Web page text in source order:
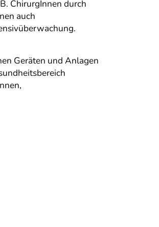
ChirurgInnen durch
auch
Geräten und Anlagen